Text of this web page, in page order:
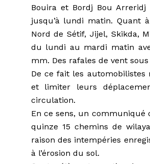
Bouira et Bordj Bou
jusqu’à lundi matin. Quant
Nord de Sétif, Jijel, Skikda,
du lundi au mardi matin
mm. Des rafales de vent
De ce fait les
et limiter leurs
circulation.
En ce sens, un communiqué
quinze 15 chemins de
raison des intempéries
à l’érosion du sol.